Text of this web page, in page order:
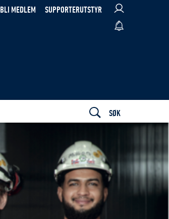
BLI MEDLEM SUPPORTERUTSTYR
SØK